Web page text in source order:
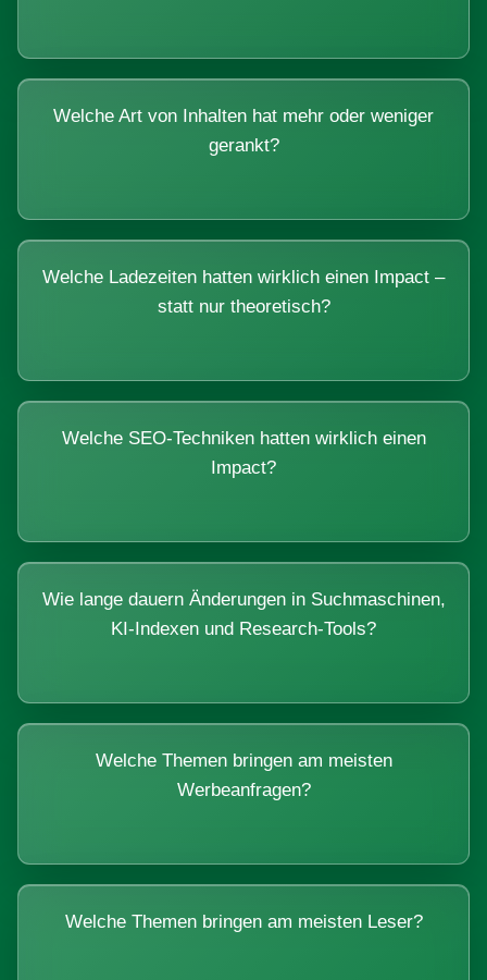
Welche Art von Inhalten hat mehr oder weniger
gerankt?
Welche Ladezeiten hatten wirklich einen Impact –
statt nur theoretisch?
Welche SEO-Techniken hatten wirklich einen
Impact?
Wie lange dauern Änderungen in Suchmaschinen,
KI-Indexen und Research-Tools?
Welche Themen bringen am meisten
Werbeanfragen?
Welche Themen bringen am meisten Leser?